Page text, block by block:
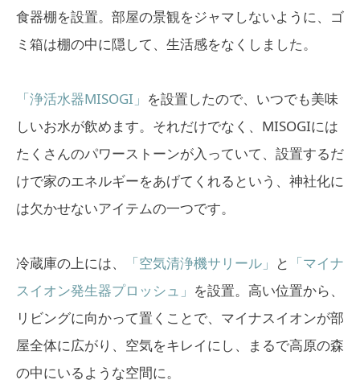
食器棚を設置。部屋の景観をジャマしないように、ゴ
ミ箱は棚の中に隠して、生活感をなくしました。
「浄活水器MISOGI」 を設置したので、いつでも美味
しいお水が飲めます。それだけでなく、MISOGIには
たくさんのパワーストーンが入っていて、設置するだ
けで家のエネルギーをあげてくれるという、神社化に
は欠かせないアイテムの一つです。
冷蔵庫の上には、 「空気清浄機サリール」 と 「マイナ
スイオン発生器プロッシュ」 を設置。高い位置から、
リビングに向かって置くことで、マイナスイオンが部
屋全体に広がり、空気をキレイにし、まるで高原の森
の中にいるような空間に。